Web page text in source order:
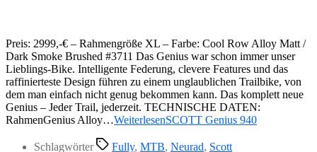
Preis: 2999,-€ – Rahmengröße XL – Farbe: Cool Row Alloy Matt /
Dark Smoke Brushed #3711 Das Genius war schon immer unser
Lieblings-Bike. Intelligente Federung, clevere Features und das
raffinierteste Design führen zu einem unglaublichen Trailbike, von
dem man einfach nicht genug bekommen kann. Das komplett neue
Genius – Jeder Trail, jederzeit. TECHNISCHE DATEN:
RahmenGenius Alloy…WeiterlesenSCOTT Genius 940
Schlagwörter Fully, MTB, Neurad, Scott